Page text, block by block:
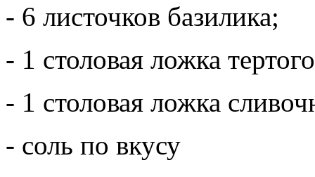
- 6 листочков базилика;
- 1 столовая ложка
- 1 столовая ложка
- соль по вкусу